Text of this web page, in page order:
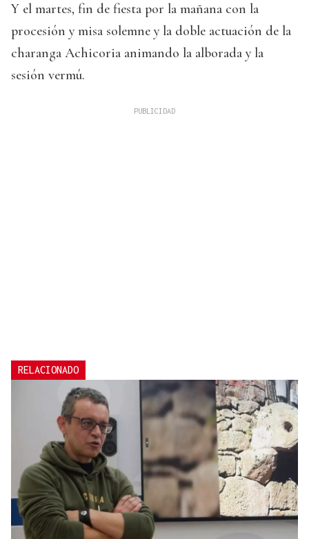
Y el martes, fin de fiesta por la mañana con la
procesión y misa solemne y la doble actuación de la
charanga Achicoria animando la alborada y la
sesión vermú.
RELACIONADO